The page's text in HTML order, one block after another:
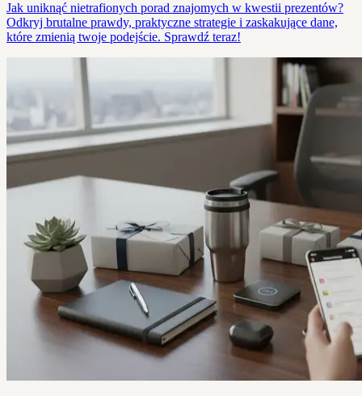
Jak uniknąć nietrafionych porad znajomych w kwestii prezentów?
Odkryj brutalne prawdy, praktyczne strategie i zaskakujące dane,
które zmienią twoje podejście. Sprawdź teraz!